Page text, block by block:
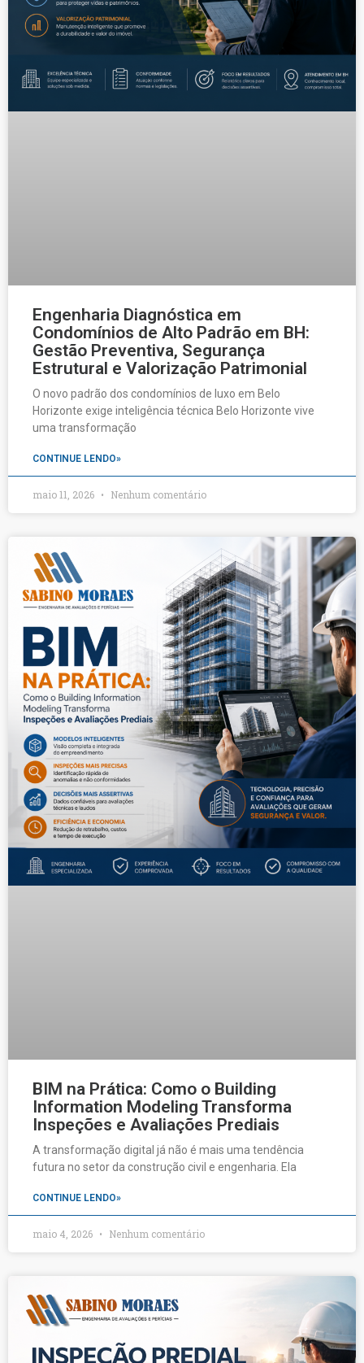
Engenharia Diagnóstica em
Condomínios de Alto Padrão em BH:
Gestão Preventiva, Segurança
Estrutural e Valorização Patrimonial
O novo padrão dos condomínios de luxo em Belo
Horizonte exige inteligência técnica Belo Horizonte vive
uma transformação
CONTINUE LENDO»
maio 11, 2026 Nenhum comentário
BIM na Prática: Como o Building
Information Modeling Transforma
Inspeções e Avaliações Prediais
A transformação digital já não é mais uma tendência
futura no setor da construção civil e engenharia. Ela
CONTINUE LENDO»
maio 4, 2026 Nenhum comentário